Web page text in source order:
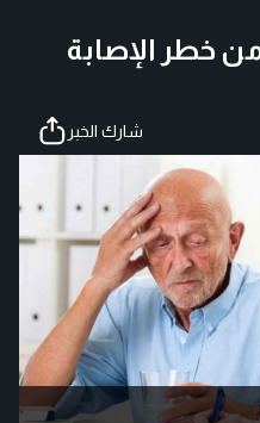
خطر الإصابة
شارك الخبر